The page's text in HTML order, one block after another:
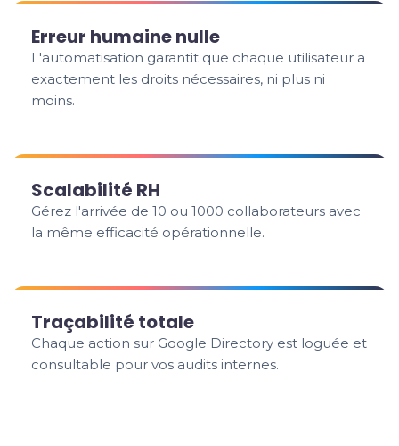
Erreur humaine nulle
L'automatisation garantit que chaque utilisateur a
exactement les droits nécessaires, ni plus ni
moins.
Scalabilité RH
Gérez l'arrivée de 10 ou 1000 collaborateurs avec
la même efficacité opérationnelle.
Traçabilité totale
Chaque action sur Google Directory est loguée et
consultable pour vos audits internes.